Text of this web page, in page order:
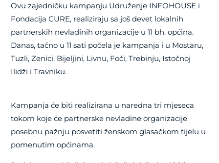
Ovu zajedničku kampanju Udruženje INFOHOUSE i
Fondacija CURE, realiziraju sa još devet lokalnih
partnerskih nevladinih organizacije u 11 bh. općina.
Danas, tačno u 11 sati počela je kampanja i u Mostaru,
Tuzli, Zenici, Bijeljini, Livnu, Foči, Trebinju, Istočnoj
Ilidži i Travniku.
Kampanja će biti realizirana u naredna tri mjeseca
tokom koje će partnerske nevladine organizacije
posebnu pažnju posvetiti ženskom glasačkom tijelu u
pomenutim općinama.